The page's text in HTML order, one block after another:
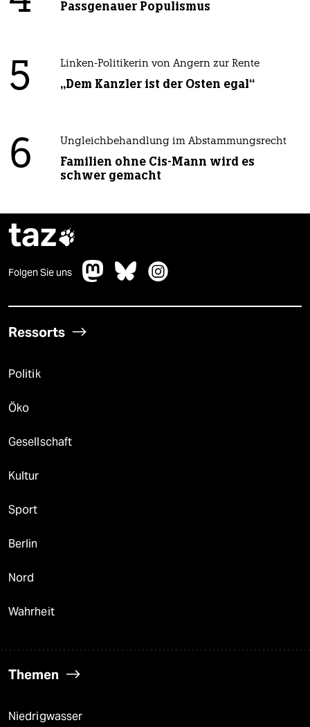
Passgenauer Populismus
5 Linken-Politikerin von Angern zur Rente
„Dem Kanzler ist der Osten egal“
6 Ungleichbehandlung im Abstammungsrecht
Familien ohne Cis-Mann wird es
schwer gemacht
taz
Folgen Sie uns
Ressorts
Politik
Öko
Gesellschaft
Kultur
Sport
Berlin
Nord
Wahrheit
Themen
Niedrigwasser